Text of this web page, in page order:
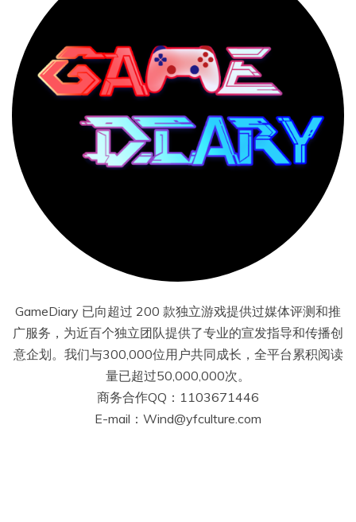
GameDiary 已向超过 200 款独立游戏提供过媒体评测和推
广服务，为近百个独立团队提供了专业的宣发指导和传播创
意企划。我们与300,000位用户共同成长，全平台累积阅读
量已超过50,000,000次。
商务合作QQ：1103671446
E-mail：Wind@yfculture.com